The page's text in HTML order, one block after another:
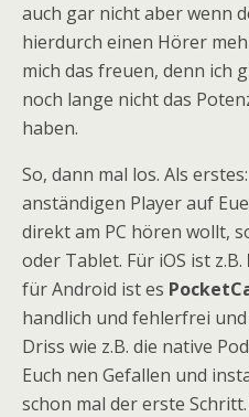
auch gar nicht aber wenn
hierdurch einen Hörer
mich das freuen, denn ich
noch lange nicht das
haben.
So, dann mal los. Als
anständigen Player auf
direkt am PC hören wollt,
oder Tablet. Für iOS ist z.B.
für Android ist es
handlich und fehlerfrei
Driss wie z.B. die native
Euch nen Gefallen und
schon mal der erste